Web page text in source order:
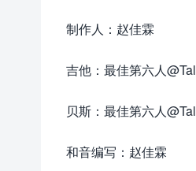
制作人：赵佳霖
吉他：最佳第六人
贝斯：最佳第六人
和音编写：赵佳霖